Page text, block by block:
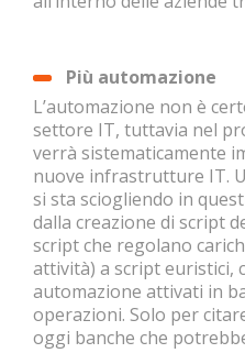
Più automazione
L’automazione non è
settore IT, tuttavia nel
verrà sistematicamente
nuove infrastrutture IT.
si sta sciogliendo in
dalla creazione di script
script che regolano
attività) a script euristici,
automazione attivati in
operazioni. Solo per
oggi banche che